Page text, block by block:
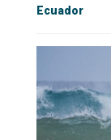
Ecuador